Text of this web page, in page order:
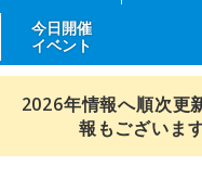
今日開催
イベント
2026年情報へ順次更
報もございま